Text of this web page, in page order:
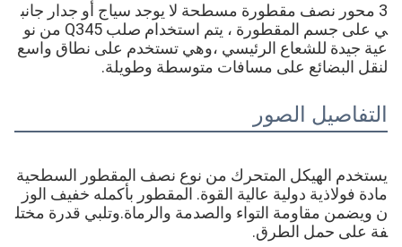
3 محور نصف مقطورة مسطحة لا يوجد سياج أو جدار جانب
ي على جسم المقطورة ، يتم استخدام صلب Q345 من نو
عية جيدة للشعاع الرئيسي ،وهي تستخدم على نطاق واسع
لنقل البضائع على مسافات متوسطة وطويلة.
التفاصيل الصور
يستخدم الهيكل المتحرك من نوع نصف المقطور السطحية
مادة فولاذية دولية عالية القوة. المقطور بأكمله خفيف الوز
ن ويضمن مقاومة التواء والصدمة والرماة.وتلبي قدرة مختل
فة على حمل الطرق.